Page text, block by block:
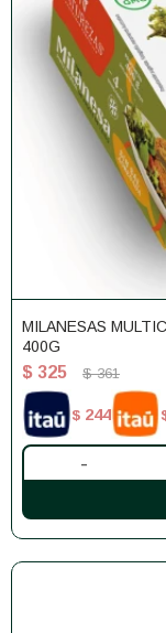
MILANESAS
400G
$ 325 $ 361
$ 244
-